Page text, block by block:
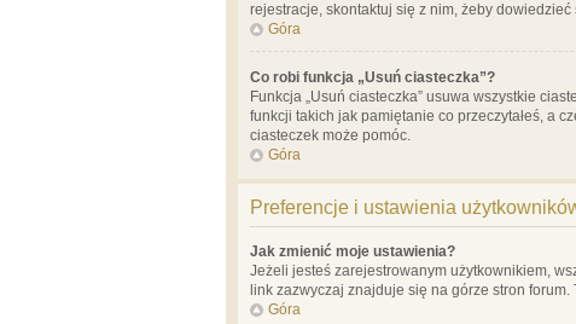
rejestracje, skontaktuj się z nim, żeby
Góra
Co robi funkcja „Usuń ciasteczka”?
Funkcja „Usuń ciasteczka” usuwa wszystkie
funkcji takich jak pamiętanie co przeczytałeś, a
ciasteczek może pomóc.
Góra
Preferencje i ustawienia
Jak zmienić moje ustawienia?
Jeżeli jesteś zarejestrowanym użytkownikiem,
link zazwyczaj znajduje się na górze stron
Góra